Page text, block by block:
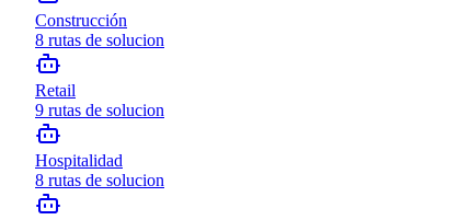
Construcción
8 rutas de solucion
Retail
9 rutas de solucion
Hospitalidad
8 rutas de solucion